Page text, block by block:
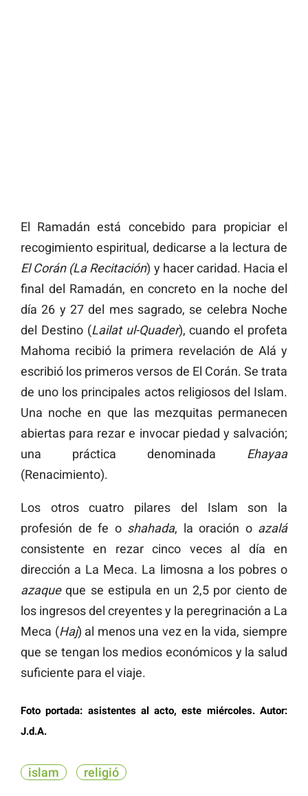
El Ramadán está concebido para propiciar el
recogimiento espiritual, dedicarse a la lectura de
El Corán (La Recitación) y hacer caridad. Hacia el
final del Ramadán, en concreto en la noche del
día 26 y 27 del mes sagrado, se celebra Noche
del Destino (Lailat ul-Quader), cuando el profeta
Mahoma recibió la primera revelación de Alá y
escribió los primeros versos de El Corán. Se trata
de uno los principales actos religiosos del Islam.
Una noche en que las mezquitas permanecen
abiertas para rezar e invocar piedad y salvación;
una práctica denominada Ehayaa
(Renacimiento).
Los otros cuatro pilares del Islam son la
profesión de fe o shahada, la oración o azalá
consistente en rezar cinco veces al día en
dirección a La Meca. La limosna a los pobres o
azaqueque se estipula en un 2,5 por ciento de
los ingresos del creyentes y la peregrinación a La
Meca (Haj) al menos una vez en la vida, siempre
que se tengan los medios económicos y la salud
suficiente para el viaje.
Foto portada: asistentes al acto, este miércoles. Autor:
J.d.A.
islam religió